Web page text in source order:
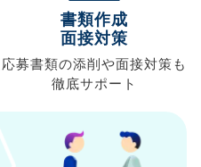
書類作成
面接対策
応募書類の添削や面接対策も
徹底サポート